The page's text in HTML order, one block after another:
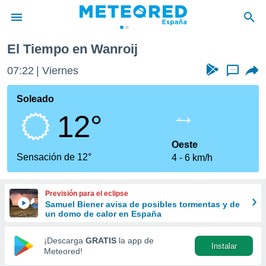
de
por
que se
calidad.
a este
las
y
forma
digital
basada
El Tiempo en Wanroij
07:22 Viernes ...
Soleado
12°
Sensación de 12°
Oeste
4
6 km/h
Previsión para el eclipse
Samuel Biener avisa de posibles tormentas y de
un domo de calor en España
¡Descarga GRATIS la app de
Meteored!
Instalar